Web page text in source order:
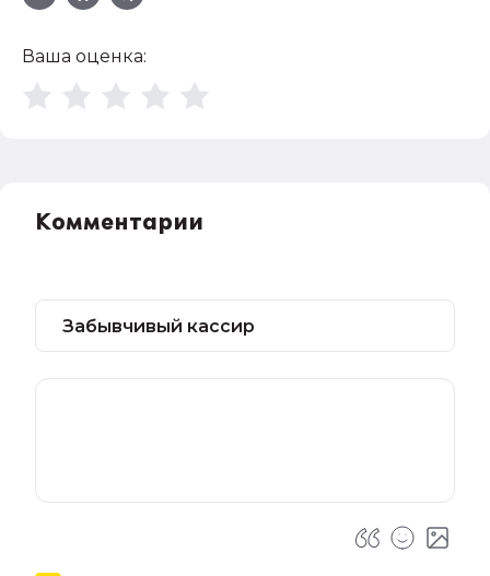
Ваша оценка:
Комментарии